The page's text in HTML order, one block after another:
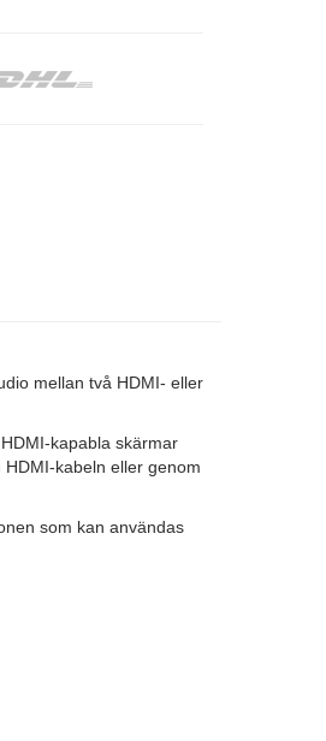
mellan två HDMI- eller
kapabla skärmar
kabeln eller genom
som kan användas